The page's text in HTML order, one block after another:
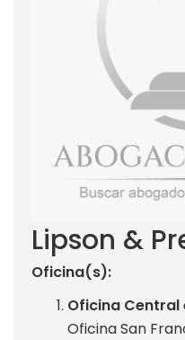
Lipson &
Oficina(s):
Oficina Central
Oficina San